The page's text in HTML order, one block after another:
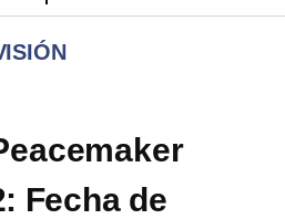
Fecha de